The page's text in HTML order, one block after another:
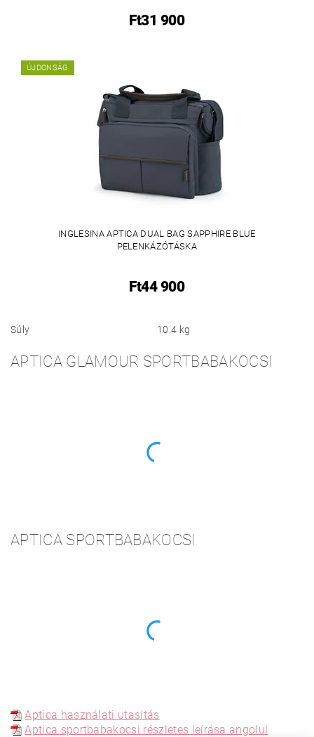
Ft31 900
ÚJDONSÁG
INGLESINA APTICA DUAL BAG SAPPHIRE BLUE
PELENKÁZÓTÁSKA
Ft44 900
Súly 10.4 kg
APTICA GLAMOUR SPORTBABAKOCSI
APTICA SPORTBABAKOCSI
Aptica használati utasítás
Aptica sportbabakocsi részletes leírása angolul